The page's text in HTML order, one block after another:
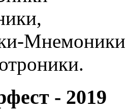
Мнемоники
- 2019